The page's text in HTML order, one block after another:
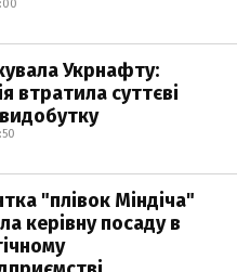
Укрнафту:
втратила суттєві
"плівок Міндіча"
керівну посаду в